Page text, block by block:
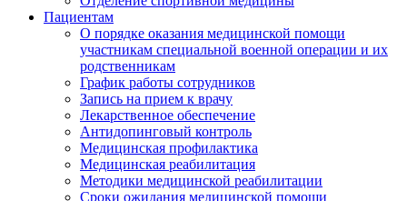
Пациентам
О порядке оказания медицинской помощи
участникам специальной военной операции и их
родственникам
График работы сотрудников
Запись на прием к врачу
Лекарственное обеспечение
Антидопинговый контроль
Медицинская профилактика
Медицинская реабилитация
Методики медицинской реабилитации
Сроки ожидания медицинской помощи